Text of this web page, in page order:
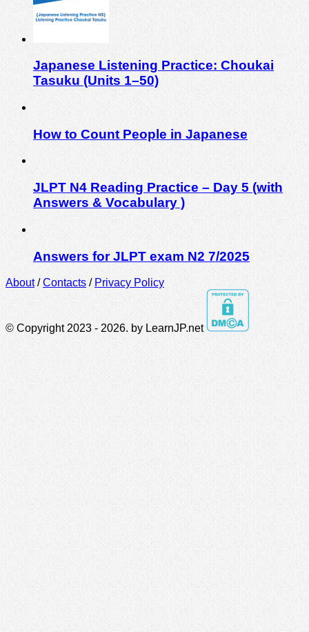
Japanese Listening Practice: Choukai
Tasuku (Units 1–50)
How to Count People in Japanese
JLPT N4 Reading Practice – Day 5 (with
Answers & Vocabulary )
Answers for JLPT exam N2 7/2025
About/Contacts /Privacy Policy
© Copyright 2023 - 2026. by LearnJP.net